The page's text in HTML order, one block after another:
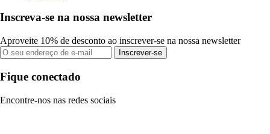
Inscreva-se na nossa newsletter
Aproveite 10% de desconto ao inscrever-se na nossa newsletter
Inscrever-se
Fique conectado
Encontre-nos nas redes sociais